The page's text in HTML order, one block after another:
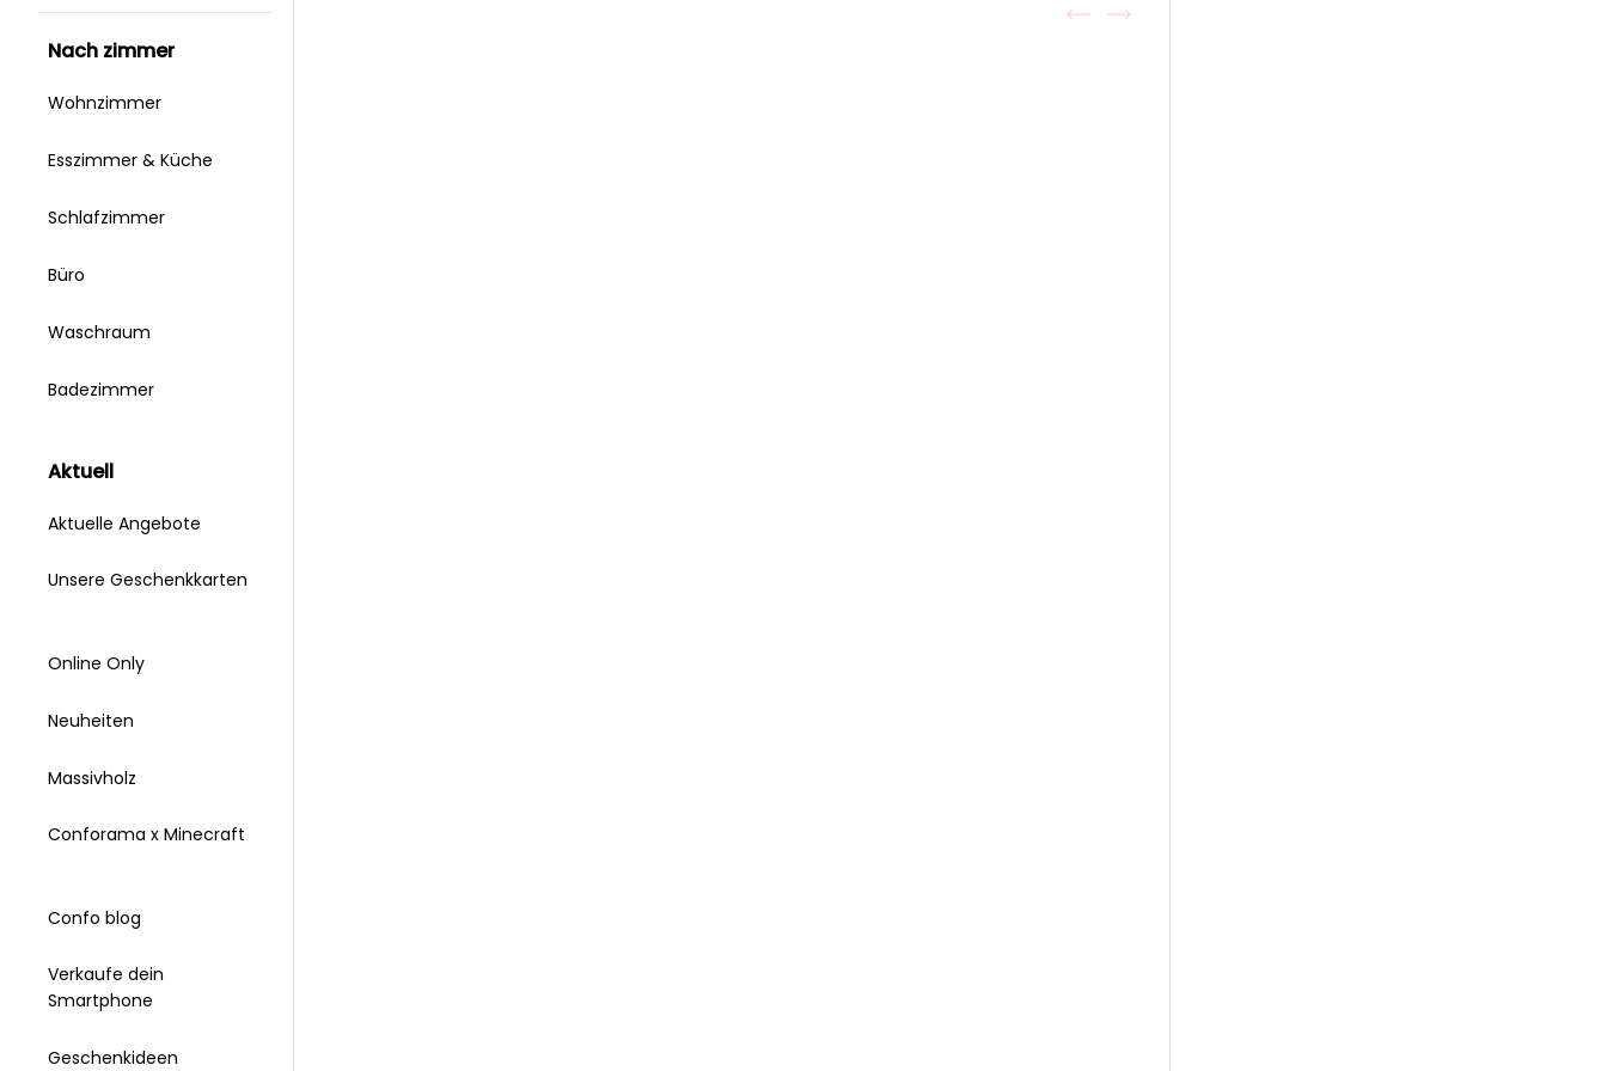
nach zimmer
Wohnzimmer
Esszimmer & Küche
Schlafzimmer
Büro
Waschraum
Badezimmer
aktuell
Aktuelle Angebote
Unsere Geschenkkarten
Online Only
Neuheiten
Massivholz
Conforama x Minecraft
Confo blog
Verkaufe dein
Smartphone
Geschenkideen